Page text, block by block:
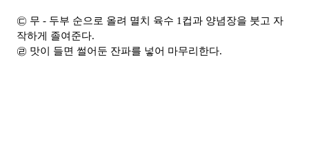
㉢ 무 - 두부 순으로 올려 멸치 육수 1컵과 양념장을 붓고 자
작하게 졸여준다.
㉣ 맛이 들면 썰어둔 잔파를 넣어 마무리한다.